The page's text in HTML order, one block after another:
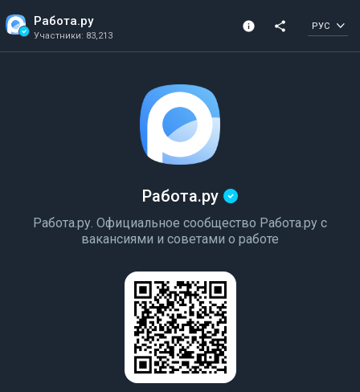
Работа.ру
Участники: 83,213
info
Участники: 83,213
share РУС
Работа.ру
Работа.ру. Официальное сообщество Работа.ру с
вакансиями и советами о работе